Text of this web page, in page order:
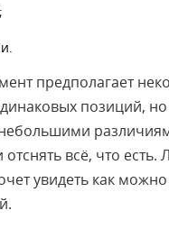
предполагает
позиций,
отснять всё, что есть.
увидеть как